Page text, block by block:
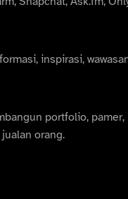
inspirasi,
portfolio, pamer,
orang.